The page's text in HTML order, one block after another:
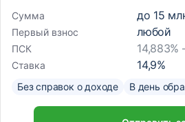
Сумма
до 15
Первый взнос любой
ПСК 14,883%
Ставка 14,9%
Без справок о доходе В день